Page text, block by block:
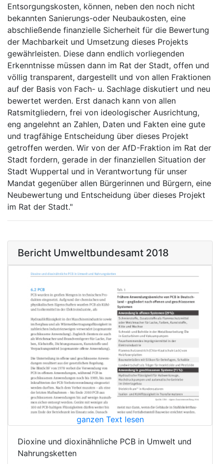
Entsorgungskosten, können, neben den noch nicht
bekannten Sanierungs-oder Neubaukosten, eine
abschließende finanzielle Sicherheit für die Bewertung
der Machbarkeit und Umsetzung dieses Projekts
gewährleisten. Diese dann endlich vorliegenden
Erkenntnisse müssen dann im Rat der Stadt, offen und
völlig transparent, dargestellt und von allen Fraktionen
auf der Basis von Fach- u. Sachlage diskutiert und neu
bewertet werden. Erst danach kann von allen
Ratsmitgliedern, frei von ideologischer Ausrichtung,
eng angelehnt an Zahlen, Daten und Fakten eine gute
und tragfähige Entscheidung über dieses Projekt
getroffen werden. Wir von der AfD-Fraktion im Rat der
Stadt fordern, gerade in der finanziellen Situation der
Stadt Wuppertal und in Verantwortung für unser
Mandat gegenüber allen Bürgerinnen und Bürgern, eine
Neubewertung und Entscheidung über dieses Projekt
im Rat der Stadt."
Bericht Umweltbundesamt 2018
ganzen Text lesen
Dioxine und dioxinähnliche PCB in Umwelt und
Nahrungsketten